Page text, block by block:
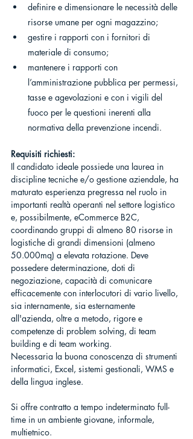
definire e dimensionare le necessità delle
risorse umane per ogni magazzino;
gestire i rapporti con i fornitori di
materiale di consumo;
mantenere i rapporti con
l’amministrazione pubblica per permessi,
tasse e agevolazioni e con i vigili del
fuoco per le questioni inerenti alla
normativa della prevenzione incendi.
Requisiti richiesti:
Il candidato ideale possiede una laurea in
discipline tecniche e/o gestione aziendale, ha
maturato esperienza pregressa nel ruolo in
importanti realtà operanti nel settore logistico
e, possibilmente, eCommerce B2C,
coordinando gruppi di almeno 80 risorse in
logistiche di grandi dimensioni (almeno
50.000mq) a elevata rotazione. Deve
possedere determinazione, doti di
negoziazione, capacità di comunicare
efficacemente con interlocutori di vario livello,
sia internamente, sia esternamente
all'azienda, oltre a metodo, rigore e
competenze di problem solving, di team
building e di team working.
Necessaria la buona conoscenza di strumenti
informatici, Excel, sistemi gestionali, WMS e
della lingua inglese.
Si offre contratto a tempo indeterminato full-
time in un ambiente giovane, informale,
multietnico.